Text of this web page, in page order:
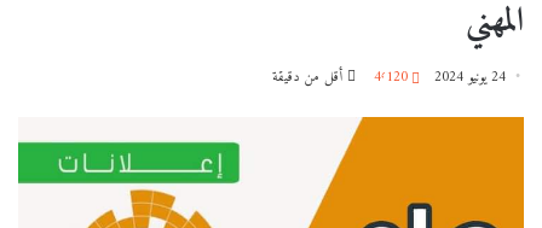
المهني
24 يونيو 2024 4٬120 أقل من دقيقة